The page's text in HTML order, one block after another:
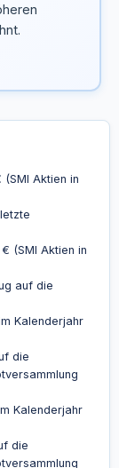
Aktien in
(SMI Aktien in
auf die
Kalenderjahr
die
Kalenderjahr
die